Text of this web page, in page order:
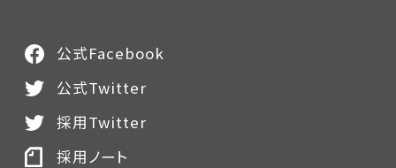
公式Facebook
公式Twitter
採用Twitter
採用ノート